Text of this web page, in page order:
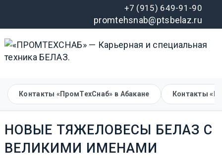
+7 (915) 649-91-90
promtehsnab@ptsbelaz.ru
Контакты «ПромТехСнаб» в Абакане Контакты
НОВЫЕ ТЯЖЕЛОВЕСЫ БЕЛАЗ С
ВЕЛИКИМИ ИМЕНАМИ